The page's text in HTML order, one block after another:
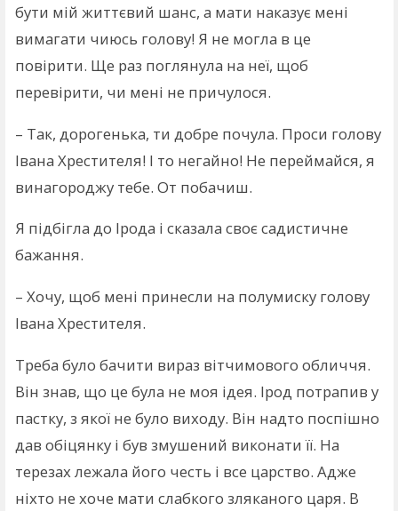
бути мій життєвий шанс, а мати наказує мені
вимагати чиюсь голову! Я не могла в це
повірити. Ще раз поглянула на неї, щоб
перевірити, чи мені не причулося.
– Так, дорогенька, ти добре почула. Проси голову
Івана Хрестителя! І то негайно! Не переймайся, я
винагороджу тебе. От побачиш.
Я підбігла до Ірода і сказала своє садистичне
бажання.
– Хочу, щоб мені принесли на полумиску голову
Івана Хрестителя.
Треба було бачити вираз вітчимового обличчя.
Він знав, що це була не моя ідея. Ірод потрапив у
пастку, з якої не було виходу. Він надто поспішно
дав обіцянку і був змушений виконати її. На
терезах лежала його честь і все царство. Адже
ніхто не хоче мати слабкого зляканого царя. В